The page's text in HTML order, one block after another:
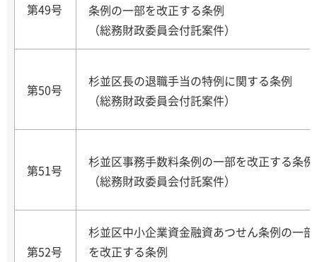
第49号
条例の一部を改正する条例
（総務財政委員会付託案件）
第50号
杉並区長の退職手当の特例に関する条例
（総務財政委員会付託案件）
第51号
杉並区事務手数料条例の一部を改正する条例
（総務財政委員会付託案件）
第52号
杉並区中小企業資金融資あつせん条例の一部
を改正する条例